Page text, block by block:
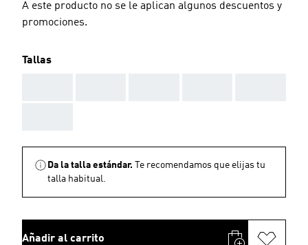
A este producto no se le aplican algunos descuentos y
promociones.
Tallas
Da la talla estándar.
Te recomendamos que elijas tu
talla habitual.
Añadir al carrito